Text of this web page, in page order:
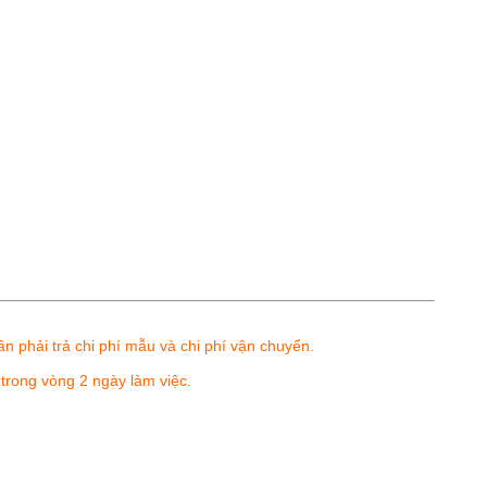
phải trả chi phí mẫu và chi phí vận chuyển.
vòng 2 ngày làm việc.